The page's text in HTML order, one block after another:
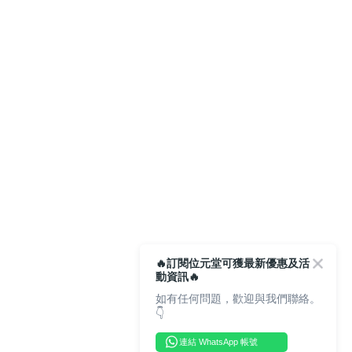
🔥訂閱位元堂可獲最新優惠及活
動資訊🔥
如有任何問題，歡迎與我們聯絡。
👇
連結 WhatsApp 帳號